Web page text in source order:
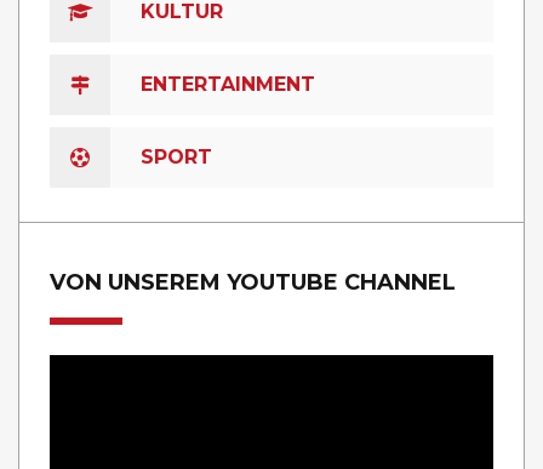
KULTUR
ENTERTAINMENT
SPORT
VON UNSEREM YOUTUBE CHANNEL